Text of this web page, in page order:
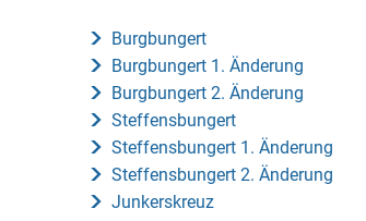
Burgbungert
Burgbungert 1. Änderung
Burgbungert 2. Änderung
Steffensbungert
Steffensbungert 1. Änderung
Steffensbungert 2. Änderung
Junkerskreuz